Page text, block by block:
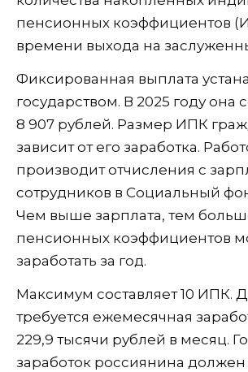
пенсионных коэффициентов
времени выхода на
Фиксированная выплата
государством. В 2025 году она
8 907 рублей. Размер ИПК
зависит от его заработка.
производит отчисления с
сотрудников в Социальный
Чем выше зарплата, тем
пенсионных коэффициентов
заработать за год.
Максимум составляет 10 ИПК.
требуется ежемесячная
229,9 тысячи рублей в месяц.
заработок россиянина должен